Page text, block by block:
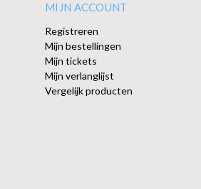
MIJN ACCOUNT
Registreren
Mijn bestellingen
Mijn tickets
Mijn verlanglijst
Vergelijk producten